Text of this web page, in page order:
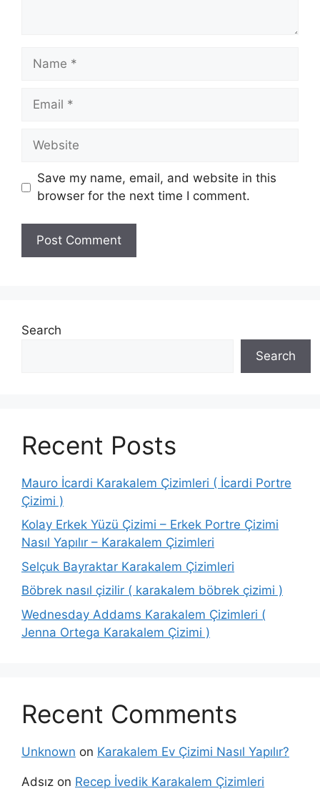
Name
Email
Website
Save my name, email, and website in this
browser for the next time I comment.
Search
Search
Recent Posts
Mauro İcardi Karakalem Çizimleri ( İcardi Portre
Çizimi )
Kolay Erkek Yüzü Çizimi – Erkek Portre Çizimi
Nasıl Yapılır – Karakalem Çizimleri
Selçuk Bayraktar Karakalem Çizimleri
Böbrek nasıl çizilir ( karakalem böbrek çizimi )
Wednesday Addams Karakalem Çizimleri (
Jenna Ortega Karakalem Çizimi )
Recent Comments
Unknown on Karakalem Ev Çizimi Nasıl Yapılır?
Adsız on Recep İvedik Karakalem Çizimleri